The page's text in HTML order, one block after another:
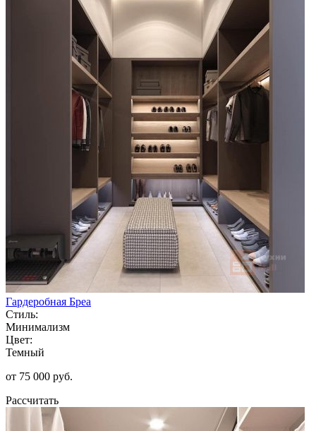
Гардеробная Бреа
Стиль:
Минимализм
Цвет:
Темный
от 75 000 руб.
Рассчитать